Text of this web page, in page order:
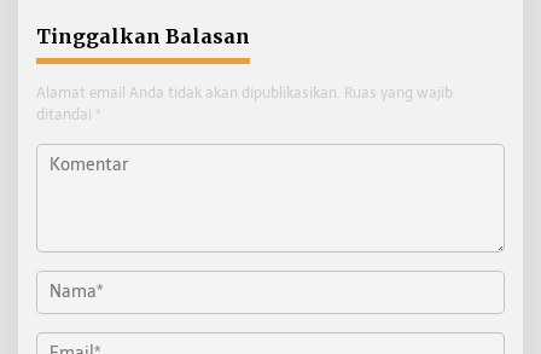
Tinggalkan Balasan
Alamat email Anda tidak akan dipublikasikan. Ruas yang wajib
ditandai *